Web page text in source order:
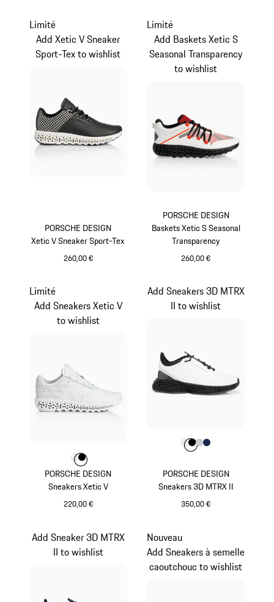
PORSCHE DESIGN
Xetic V Sneaker Sport-Tex
260,00 €
Limité
Add Xetic V Sneaker
Sport-Tex to wishlist
PORSCHE DESIGN
Baskets Xetic S Seasonal
Transparency
260,00 €
Limité
Add Baskets Xetic S
Seasonal Transparency
to wishlist
PORSCHE DESIGN
Sneakers Xetic V
220,00 €
Limité
Add Sneakers Xetic V
to wishlist
Couleur
Couleur
Couleur
PORSCHE DESIGN
Sneakers 3D MTRX II
350,00 €
Add Sneakers 3D MTRX
II to wishlist
Couleur
Couleur
Couleur
Couleur
Couleur
Add Sneaker 3D MTRX
II to wishlist
Nouveau
Add Sneakers à semelle
caoutchouc to wishlist